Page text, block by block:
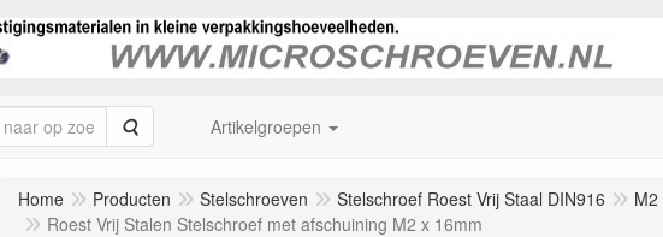
Zoeken Artikelgroepen
Home Producten Stelschroeven Stelschroef Roest Vrij Staal DIN916
M2
Roest Vrij Stalen Stelschroef met afschuining M2 x 16mm